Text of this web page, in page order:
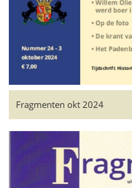
Fragmenten okt 2024